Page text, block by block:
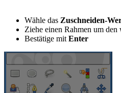
Wähle das Zuschneiden-
Ziehe einen Rahmen um
Bestätige mit Enter